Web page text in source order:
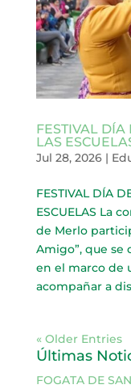
FESTIVAL
LAS
Jul 28, 2026|
FESTIVAL DÍA
ESCUELAS La
de Merlo
Amigo”, que se
en el marco de
acompañar a
« Older Entries
Últimas
FOGATA DE